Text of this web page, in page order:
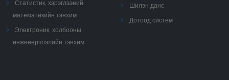
Статистик, хэрэглээний
математикийн тэнхим
Электроник, холбооны
инженерчлэлийн тэнхим
Шилэн данс
Дотоод систем